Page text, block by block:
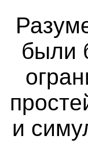
были
и